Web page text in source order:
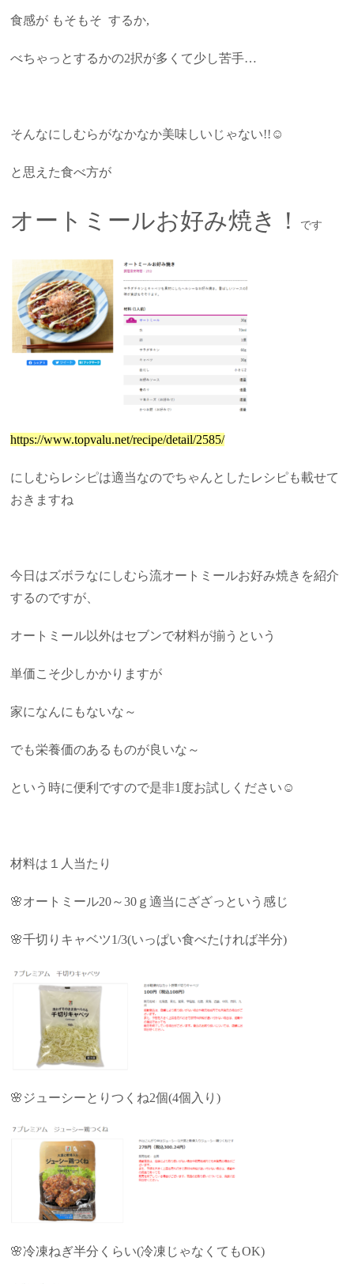
食感が もそもそ するか,
べちゃっとするかの2択が多くて少し苦手…
そんなにしむらがなかなか美味しいじゃない!!☺
と思えた食べ方が
オートミールお好み焼き！ です
https://www.topvalu.net/recipe/detail/2585/
にしむらレシピは適当なのでちゃんとしたレシピも載せて
おきますね
今日はズボラなにしむら流オートミールお好み焼きを紹介
するのですが、
オートミール以外はセブンで材料が揃うという
単価こそ少しかかりますが
家になんにもないな～
でも栄養価のあるものが良いな～
という時に便利ですので是非1度お試しください☺
材料は１人当たり
🌸オートミール20～30ｇ適当にざざっという感じ
🌸千切りキャベツ1/3(いっぱい食べたければ半分)
🌸ジューシーとりつくね2個(4個入り)
🌸冷凍ねぎ半分くらい(冷凍じゃなくてもOK)